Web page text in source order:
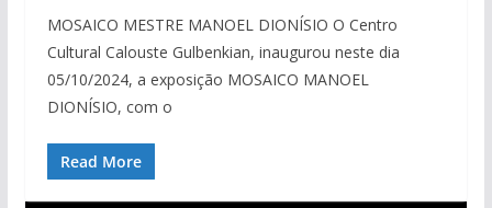
MOSAICO MESTRE MANOEL DIONÍSIO O Centro
Cultural Calouste Gulbenkian, inaugurou neste dia
05/10/2024, a exposição MOSAICO MANOEL
DIONÍSIO, com o
Read More